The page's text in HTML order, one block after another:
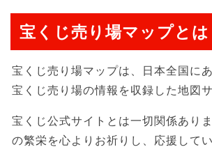
宝くじ売り場マップとは
宝くじ売り場マップは、日本全国に
宝くじ売り場の情報を収録した地図サ
宝くじ公式サイトとは一切関係あり
の繁栄を心よりお祈りし、応援してい